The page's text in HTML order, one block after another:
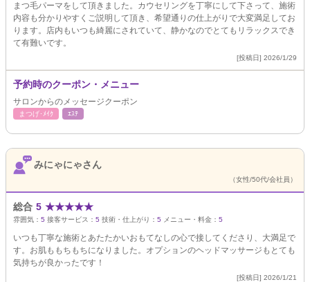
まつ毛パーマをして頂きました。カウセリングを丁寧にして下さって、施術
内容も分かりやすくご説明して頂き、希望通りの仕上がりで大変満足してお
ります。店内もいつも綺麗にされていて、静かなのでとてもリラックスでき
て有難いです。
[投稿日] 2026/1/29
予約時のクーポン・メニュー
サロンからのメッセージクーポン
まつげ･ﾒｲｸ ｴｽﾃ
みにゃにゃさん
（女性/50代/会社員）
総合 5 ★★★★★
雰囲気： 5 接客サービス： 5 技術・仕上がり： 5 メニュー・料金： 5
いつも丁寧な施術とあたたかいおもてなしの心で接してくださり、大満足で
す。お肌ももちもちになりました。オプションのヘッドマッサージもとても
気持ちが良かったです！
[投稿日] 2026/1/21